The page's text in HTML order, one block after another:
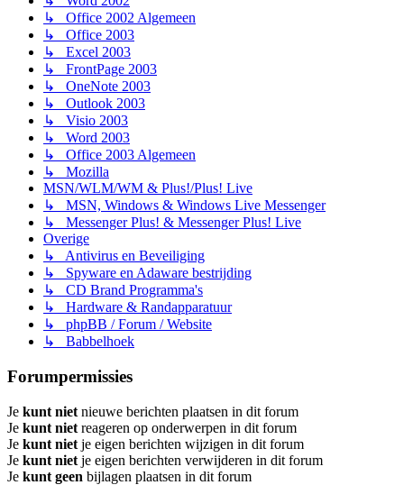
↳ Office 2002 Algemeen
↳ Office 2003
↳ Excel 2003
↳ FrontPage 2003
↳ OneNote 2003
↳ Outlook 2003
↳ Visio 2003
↳ Word 2003
↳ Office 2003 Algemeen
↳ Mozilla
MSN/WLM/WM & Plus!/Plus! Live
↳ MSN, Windows & Windows Live Messenger
↳ Messenger Plus! & Messenger Plus! Live
Overige
↳ Antivirus en Beveiliging
↳ Spyware en Adaware bestrijding
↳ CD Brand Programma's
↳ Hardware & Randapparatuur
↳ phpBB / Forum / Website
↳ Babbelhoek
Forumpermissies
Je kunt niet nieuwe berichten plaatsen in dit forum
Je kunt niet reageren op onderwerpen in dit forum
Je kunt niet je eigen berichten wijzigen in dit forum
Je kunt niet je eigen berichten verwijderen in dit forum
Je kunt geen bijlagen plaatsen in dit forum